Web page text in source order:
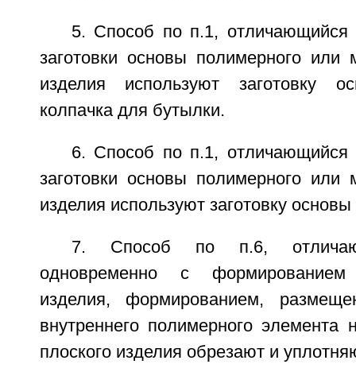
5. Способ по п.1, отличающийся
заготовки основы полимерного или
изделия используют заготовку
колпачка для бутылки.
6. Способ по п.1, отличающийся
заготовки основы полимерного или
изделия используют заготовку
7. Способ по п.6,
одновременно с
изделия, формированием,
внутреннего полимерного элемента
плоского изделия обрезают и